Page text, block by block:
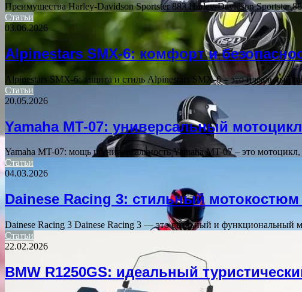
Преимущества Harley-Davidson Sportster 883 Harley-Davidson
Статьи
03.06.2026
Alpinestars SMX-6: комфорт и
Alpinestars SMX-6: защита и стиль Alpinestars SMX-6 – это
Статьи
20.05.2026
Yamaha MT-07: универсальный
Yamaha MT-07: мощь и универсальность Yamaha MT-07 – это
Статьи
04.03.2026
Dainese Racing 3: стильный мотокостюм
Dainese Racing 3 Dainese Racing 3 — это стильный и функциональный
Статьи
22.02.2026
BMW R1250GS: идеальный